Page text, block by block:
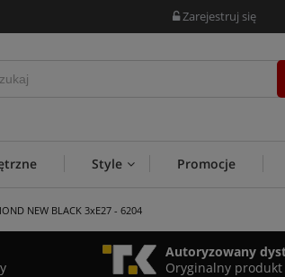
Zarejestruj się
Style Promocje
NEW BLACK 3xE27 - 6204
Autoryzowany
Oryginalny produkt